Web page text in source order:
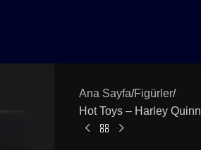
Ana Sayfa Figürler
Hot Toys – Harley